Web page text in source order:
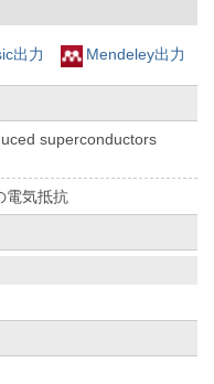
出力 Mendeley出力
superconductors
電気抵抗